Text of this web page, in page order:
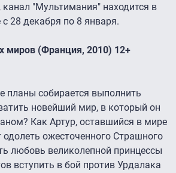
канал "Мультимания" находится в
28 декабря по 8 января.
миров (Франция, 2010) 12+
планы собирается выполнить
новейший мир, в который он
Как Артур, оставшийся в мире
одолеть ожесточенного Страшного
любовь великолепной принцессы
вступить в бой против Урдалака